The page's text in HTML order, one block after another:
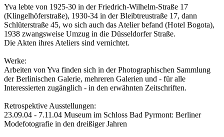
Yva lebte von 1925-30 in der Friedrich-Wilhelm-Straße 17
(Klingelhöferstraße), 1930-34 in der Bleibtreustraße 17, dann
Schlüterstraße 45, wo sich auch das Atelier befand (Hotel Bogota),
1938 zwangsweise Umzug in die Düsseldorfer Straße.
Die Akten ihres Ateliers sind vernichtet.
Werke:
Arbeiten von Yva finden sich in der Photographischen Sammlung
der Berlinischen Galerie, mehreren Galerien und - für alle
Interessierten zugänglich - in den erwähnten Zeitschriften.
Retrospektive Ausstellungen:
23.09.04 - 7.11.04 Museum im Schloss Bad Pyrmont: Berliner
Modefotografie in den dreißiger Jahren